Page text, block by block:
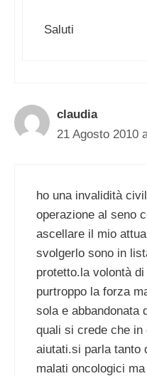
Saluti
claudia
21 Agosto 2010
ho una invalidità
operazione al seno
ascellare il mio
svolgerlo sono in
protetto.la volontà di
purtroppo la forza
sola e abbandonata
quali si crede che in
aiutati.si parla tanto
malati oncologici